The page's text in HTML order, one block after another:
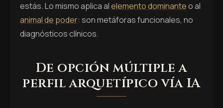
estás. Lo mismo aplica alelemento dominanteo al
animal de poder: son metáforas funcionales, no
diagnósticos clínicos.
De opción múltiple a
perfil arquetípico vía IA